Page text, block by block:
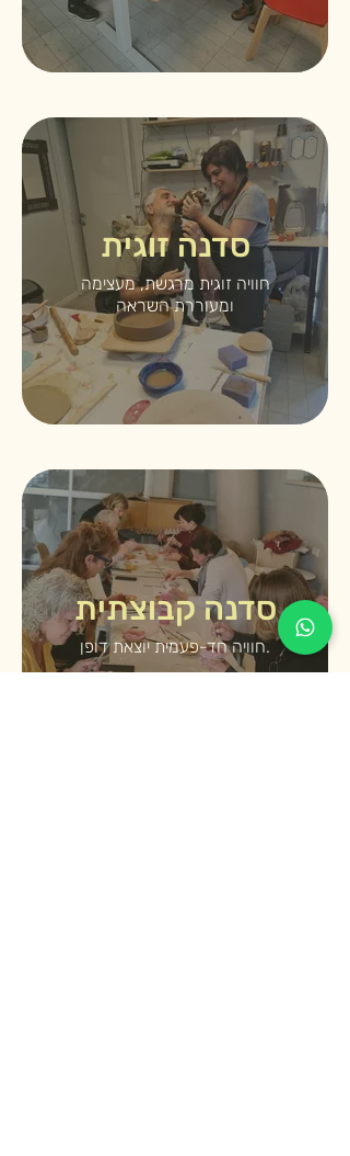
סדנה זוגית
חוויה זוגית מרגשת, מעצימה
ומעוררת השראה
סדנה קבוצתית
חוויה חד-פעמית יוצאת דופן.